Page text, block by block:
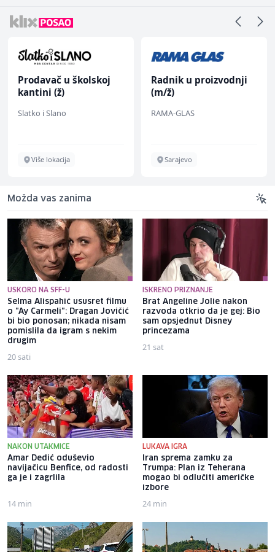
Prodavač u školskoj
kantini (ž)
Slatko i Slano
Više lokacija
Radnik u proizvodnji
(m/ž)
RAMA-GLAS
Sarajevo
Možda vas zanima
USKORO NA SFF-U
Selma Alispahić ususret filmu
o "Ay Carmeli": Dragan Jovičić
bi bio ponosan; nikada nisam
pomislila da igram s nekim
drugim
20 sati
ISKRENO PRIZNANJE
Brat Angeline Jolie nakon
razvoda otkrio da je gej: Bio
sam opsjednut Disney
princezama
21 sat
NAKON UTAKMICE
Amar Dedić oduševio
navijačicu Benfice, od radosti
ga je i zagrlila
14 min
LUKAVA IGRA
Iran sprema zamku za
Trumpa: Plan iz Teherana
mogao bi odlučiti američke
izbore
24 min